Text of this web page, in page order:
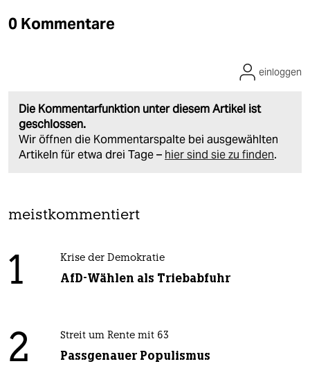
0 Kommentare
Die Kommentarfunktion unter diesem Artikel ist
geschlossen.
Wir öffnen die Kommentarspalte bei ausgewählten
Artikeln für etwa drei Tage – hier sind sie zu finden.
einloggen
meistkommentiert
1 Krise der Demokratie
AfD-Wählen als Triebabfuhr
2 Streit um Rente mit 63
Passgenauer Populismus